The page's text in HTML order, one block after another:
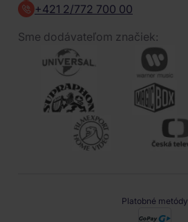
+421 2/772 700 00
Sme dodávateľom značiek:
Platobné metódy